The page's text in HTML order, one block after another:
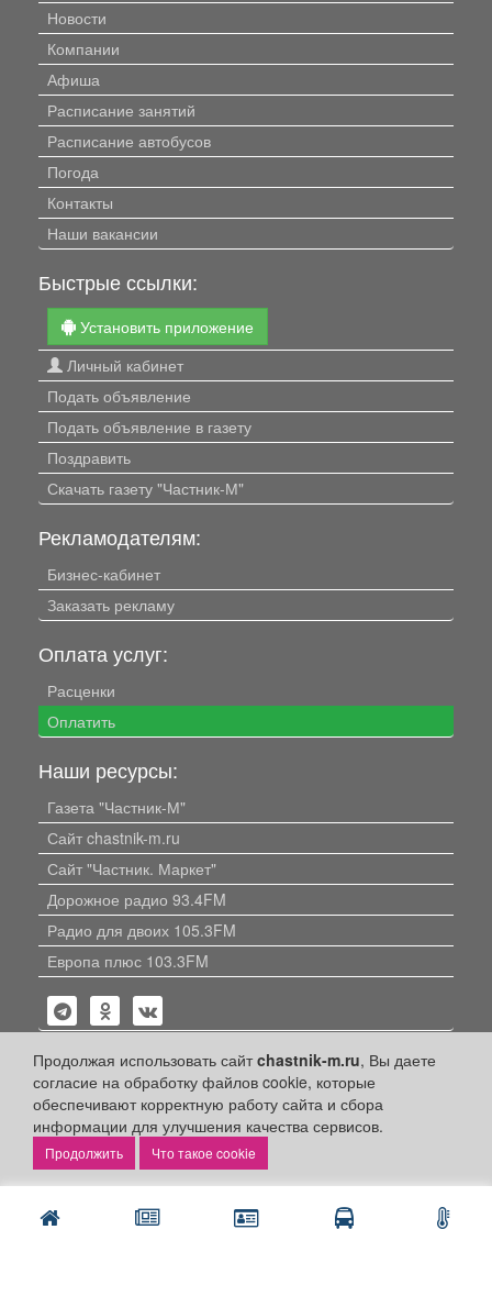
Продолжая использовать сайтchastnik-m.ru, Вы даете
согласие на обработку файлов cookie, которые
обеспечивают корректную работу сайта и сбора
информации для улучшения качества сервисов.
Что такое cookie
Новости
Компании
Афиша
Расписание занятий
Расписание автобусов
Погода
Контакты
Наши вакансии
Быстрые ссылки:
Установить приложение
Личный кабинет
Подать объявление
Подать объявление в газету
Поздравить
Скачать газету "Частник-М"
Рекламодателям:
Бизнес-кабинет
Заказать рекламу
Оплата услуг:
Расценки
Оплатить
Наши ресурсы:
Газета "Частник-М"
Сайт chastnik-m.ru
Сайт "Частник. Маркет"
Дорожное радио 93.4FM
Радио для двоих 105.3FM
Европа плюс 103.3FM
Политика конфиденциальности
Публикации с пометкой «Реклама», «На правах рекламы»,
«Партнёрский проект» оплачены рекламодателем.
объявлениях.